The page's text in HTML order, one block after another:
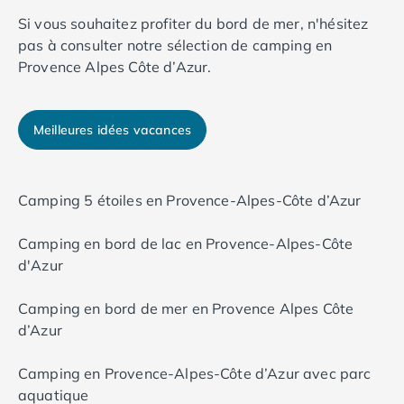
Camping Luxembourg
Camping Slovénie
Camping Allemagne
Camping Bade-Wurtemberg
Camping Bavière
Camping Rhénanie-Palatinat
Idées séjours
Camping 4 étoiles
Camping 5 étoiles Tohapi
Camping avec parc aquatique
Camping avec piscine
Camping avec piscine couverte
Si vous souhaitez profiter du bord de mer, n'hésitez
pas à consulter notre sélection de camping en
Provence Alpes Côte d’Azur.
Meilleures idées vacances
Camping 5 étoiles en Provence-Alpes-Côte d’Azur
Camping en bord de lac en Provence-Alpes-Côte
d'Azur
Camping en bord de mer en Provence Alpes Côte
d’Azur
Camping en Provence-Alpes-Côte d’Azur avec parc
aquatique